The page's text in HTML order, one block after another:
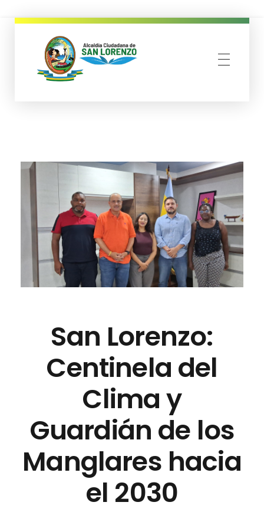
San Lorenzo:
Centinela del
Clima y
Guardián de los
Manglares hacia
el 2030